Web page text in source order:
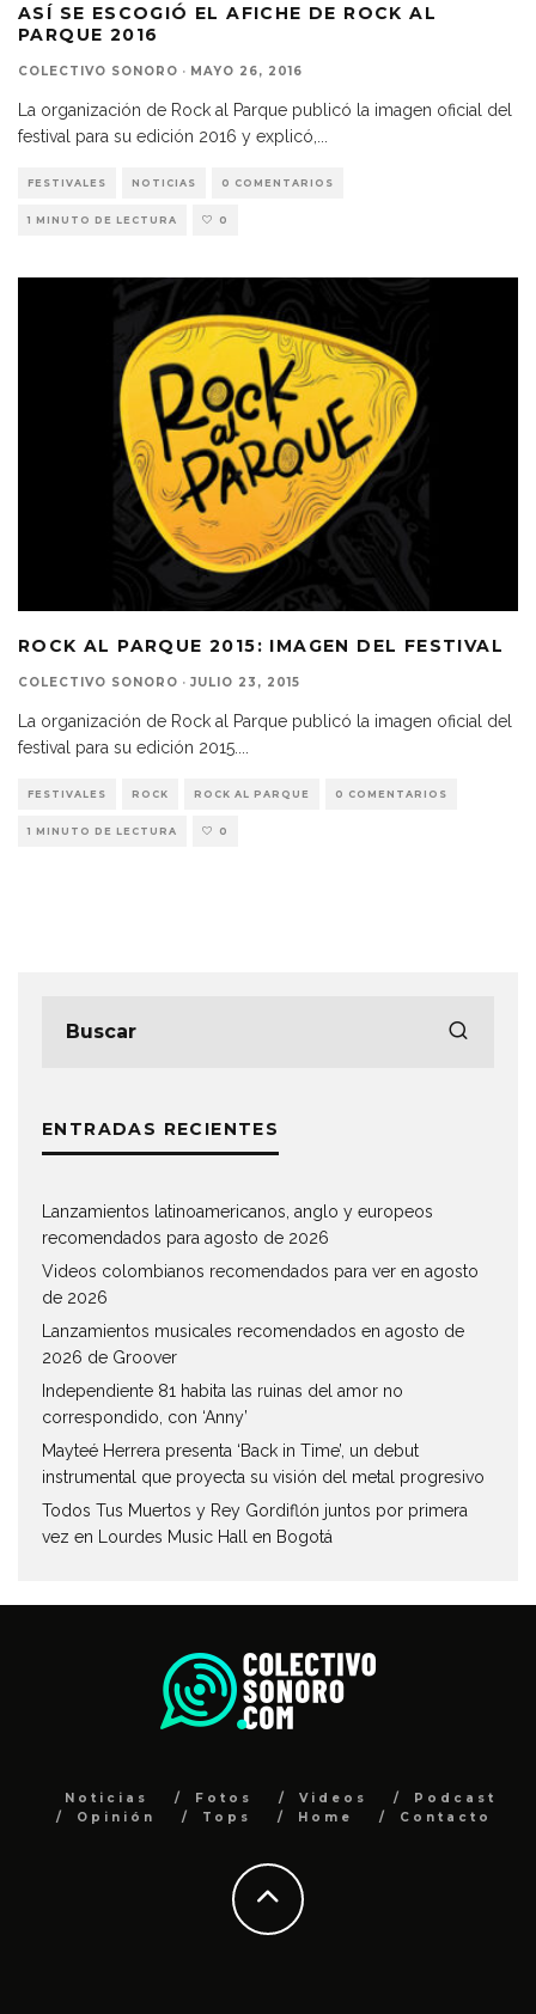
ASÍ SE ESCOGIÓ EL AFICHE DE ROCK AL
PARQUE 2016
COLECTIVO SONORO · MAYO 26, 2016
La organización de Rock al Parque publicó la imagen oficial del
festival para su edición 2016 y explicó,
FESTIVALES NOTICIAS 0 COMENTARIOS
1 MINUTO DE LECTURA 0
ROCK AL PARQUE 2015: IMAGEN DEL FESTIVAL
COLECTIVO SONORO · JULIO 23, 2015
La organización de Rock al Parque publicó la imagen oficial del
festival para su edición 2015.
FESTIVALES ROCK ROCK AL PARQUE 0 COMENTARIOS
1 MINUTO DE LECTURA 0
ENTRADAS RECIENTES
Lanzamientos latinoamericanos, anglo y europeos
recomendados para agosto de 2026
Videos colombianos recomendados para ver en agosto
de 2026
Lanzamientos musicales recomendados en agosto de
2026 de Groover
Independiente 81 habita las ruinas del amor no
correspondido, con ‘Anny’
Mayteé Herrera presenta ‘Back in Time’, un debut
instrumental que proyecta su visión del metal progresivo
Todos Tus Muertos y Rey Gordiflón juntos por primera
vez en Lourdes Music Hall en Bogotá
Noticias Fotos Videos
Podcast
Opinión
Tops Home Contacto